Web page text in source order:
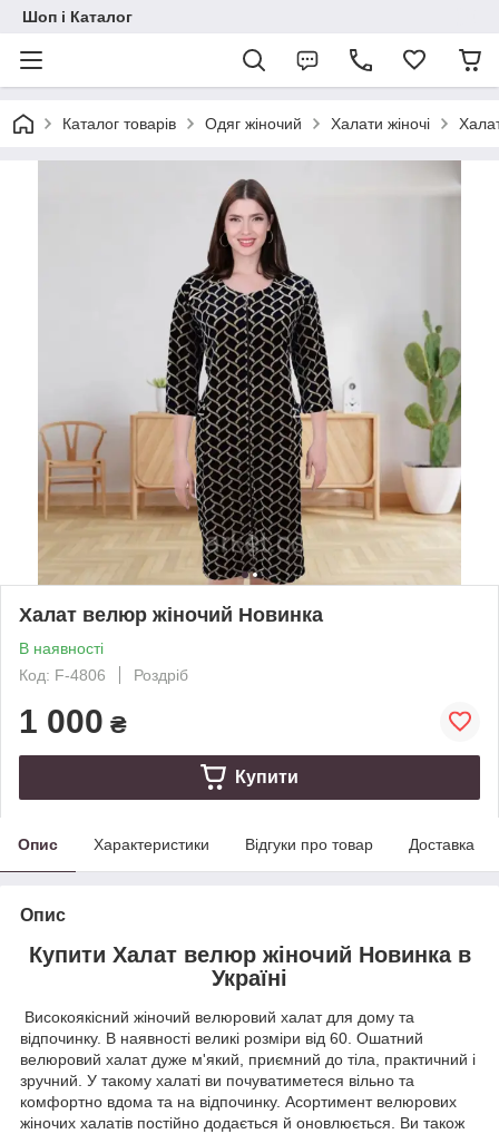
Шоп і Каталог
Каталог товарів Одяг жіночий Халати жіночі
Халат велюр жіночий Новинка
В наявності
Код: F-4806
Роздріб
1 000 ₴
Купити
Опис Характеристики Відгуки про товар Доставка
Опис
Купити Халат велюр жіночий Новинка в
Україні
Високоякісний жіночий велюровий халат для дому та
відпочинку. В наявності великі розміри від 60. Ошатний
велюровий халат дуже м'який, приємний до тіла, практичний і
зручний. У такому халаті ви почуватиметеся вільно та
комфортно вдома та на відпочинку. Асортимент велюрових
жіночих халатів постійно додається й оновлюється. Ви також